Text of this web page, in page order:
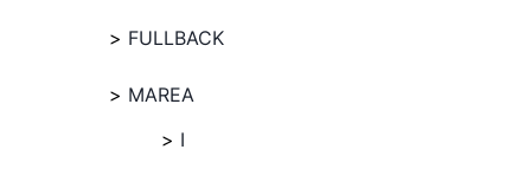
FULLBACK
MAREA
I